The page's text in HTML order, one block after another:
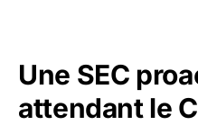
Une SEC
attendant le